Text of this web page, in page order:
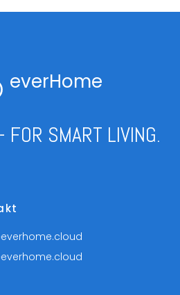
everHome
FOR SMART LIVING.